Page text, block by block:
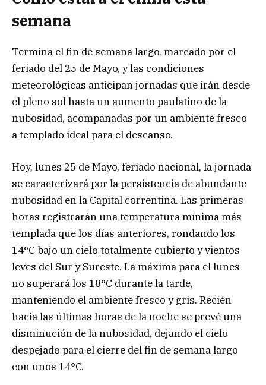
semana
Termina el fin de semana largo, marcado por el
feriado del 25 de Mayo, y las condiciones
meteorológicas anticipan jornadas que irán desde
el pleno sol hasta un aumento paulatino de la
nubosidad, acompañadas por un ambiente fresco
a templado ideal para el descanso.
Hoy, lunes 25 de Mayo, feriado nacional, la jornada
se caracterizará por la persistencia de abundante
nubosidad en la Capital correntina. Las primeras
horas registrarán una temperatura mínima más
templada que los días anteriores, rondando los
14°C bajo un cielo totalmente cubierto y vientos
leves del Sur y Sureste. La máxima para el lunes
no superará los 18°C durante la tarde,
manteniendo el ambiente fresco y gris. Recién
hacia las últimas horas de la noche se prevé una
disminución de la nubosidad, dejando el cielo
despejado para el cierre del fin de semana largo
con unos 14°C.